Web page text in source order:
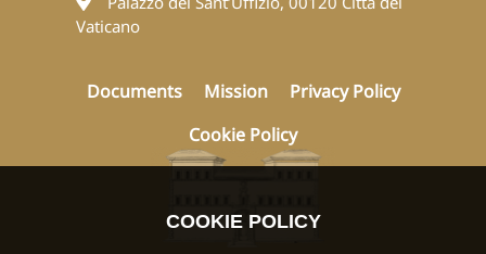
Vaticano
Documents Mission
Privacy Policy
Cookie Policy
COOKIE POLICY